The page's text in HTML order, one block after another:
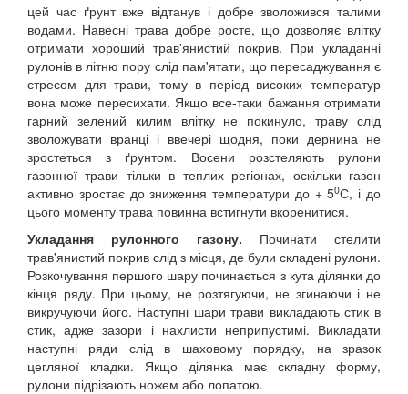
цей час ґрунт вже відтанув і добре зволожився талими
водами. Навесні трава добре росте, що дозволяє влітку
отримати хороший трав'янистий покрив. При укладанні
рулонів в літню пору слід пам'ятати, що пересаджування є
стресом для трави, тому в період високих температур
вона може пересихати. Якщо все-таки бажання отримати
гарний зелений килим влітку не покинуло, траву слід
зволожувати вранці і ввечері щодня, поки дернина не
зростеться з ґрунтом. Восени розстеляють рулони
газонної трави тільки в теплих регіонах, оскільки газон
активно зростає до зниження температури до + 50С, і до
цього моменту трава повинна встигнути вкоренитися.
Укладання рулонного газону. Починати стелити
трав'янистий покрив слід з місця, де були складені рулони.
Розкочування першого шару починається з кута ділянки до
кінця ряду. При цьому, не розтягуючи, не згинаючи і не
викручуючи його. Наступні шари трави викладають стик в
стик, адже зазори і нахлисти неприпустимі. Викладати
наступні ряди слід в шаховому порядку, на зразок
цегляної кладки. Якщо ділянка має складну форму,
рулони підрізають ножем або лопатою.